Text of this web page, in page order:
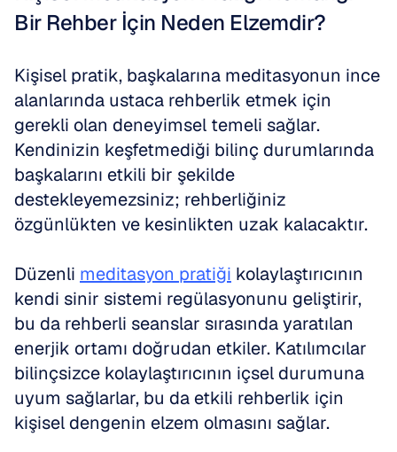
Bir Rehber İçin Neden Elzemdir?
Kişisel pratik, başkalarına meditasyonun ince
alanlarında ustaca rehberlik etmek için
gerekli olan deneyimsel temeli sağlar.
Kendinizin keşfetmediği bilinç durumlarında
başkalarını etkili bir şekilde
destekleyemezsiniz; rehberliğiniz
özgünlükten ve kesinlikten uzak kalacaktır.
Düzenli meditasyon pratiği kolaylaştırıcının
kendi sinir sistemi regülasyonunu geliştirir,
bu da rehberli seanslar sırasında yaratılan
enerjik ortamı doğrudan etkiler. Katılımcılar
bilinçsizce kolaylaştırıcının içsel durumuna
uyum sağlarlar, bu da etkili rehberlik için
kişisel dengenin elzem olmasını sağlar.